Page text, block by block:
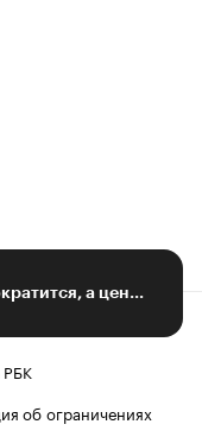
РБК
об ограничениях